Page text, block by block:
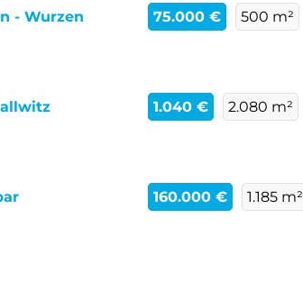
- Wurzen
75.000 € 500 m²
1.040 € 2.080 m²
160.000 € 1.185 m²